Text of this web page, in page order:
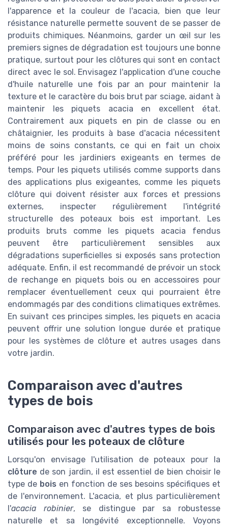
l'apparence et la couleur de l'acacia, bien que leur
résistance naturelle permette souvent de se passer de
produits chimiques. Néanmoins, garder un œil sur les
premiers signes de dégradation est toujours une bonne
pratique, surtout pour les clôtures qui sont en contact
direct avec le sol. Envisagez l'application d'une couche
d'huile naturelle une fois par an pour maintenir la
texture et le caractère du bois brut par sciage, aidant à
maintenir les piquets acacia en excellent état.
Contrairement aux piquets en pin de classe ou en
châtaignier, les produits à base d'acacia nécessitent
moins de soins constants, ce qui en fait un choix
préféré pour les jardiniers exigeants en termes de
temps. Pour les piquets utilisés comme supports dans
des applications plus exigeantes, comme les piquets
clôture qui doivent résister aux forces et pressions
externes, inspecter régulièrement l'intégrité
structurelle des poteaux bois est important. Les
produits bruts comme les piquets acacia fendus
peuvent être particulièrement sensibles aux
dégradations superficielles si exposés sans protection
adéquate. Enfin, il est recommandé de prévoir un stock
de rechange en piquets bois ou en accessoires pour
remplacer éventuellement ceux qui pourraient être
endommagés par des conditions climatiques extrêmes.
En suivant ces principes simples, les piquets en acacia
peuvent offrir une solution longue durée et pratique
pour les systèmes de clôture et autres usages dans
votre jardin.
Comparaison avec d'autres
types de bois
Comparaison avec d'autres types de bois
utilisés pour les poteaux de clôture
Lorsqu'on envisage l'utilisation de poteaux pour la
clôture de son jardin, il est essentiel de bien choisir le
type de bois en fonction de ses besoins spécifiques et
de l'environnement. L'acacia, et plus particulièrement
l'acacia robinier, se distingue par sa robustesse
naturelle et sa longévité exceptionnelle. Voyons